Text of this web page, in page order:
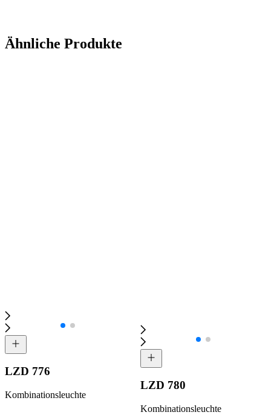
Ähnliche Produkte
LZD 776
Kombinationsleuchte
LZD 780
Kombinationsleuchte